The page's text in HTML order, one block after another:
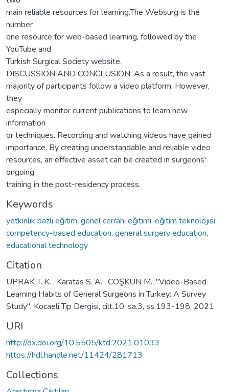
main reliable resources for learning.The Websurg is the
number
one resource for web-based learning, followed by the
YouTube and
Turkish Surgical Society website.
DISCUSSION AND CONCLUSION: As a result, the vast
majority of participants follow a video platform. However,
they
especially monitor current publications to learn new
information
or techniques. Recording and watching videos have gained
importance. By creating understandable and reliable video
resources, an effective asset can be created in surgeons'
ongoing
training in the post-residency process.
Keywords
yetkinlik bazlı eğitim, genel cerrahi eğitimi, eğitim teknolojisi,
competency-based education, general surgery education,
educational technology
Citation
UPRAK T. K. , Karatas S. A. , COŞKUN M., "Video-Based
Learning Habits of General Surgeons in Turkey: A Survey
Study", Kocaeli Tıp Dergisi, cilt.10, sa.3, ss.193-198, 2021
URI
http://dx.doi.org/10.5505/ktd.2021.01033
https://hdl.handle.net/11424/281713
Collections